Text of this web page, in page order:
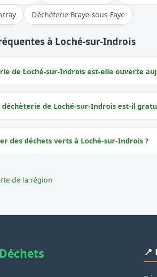
Déchèterie Braye-sous-Faye
à Loché-sur-Indrois
de Loché-sur-Indrois est-elle ouverte
déchèterie de Loché-sur-Indrois est-il
des déchets verts à Loché-sur-Indrois ?
de la région
📍